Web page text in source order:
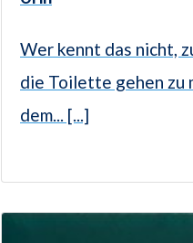
Wer kennt das nicht,
die Toilette gehen zu
dem... [...]